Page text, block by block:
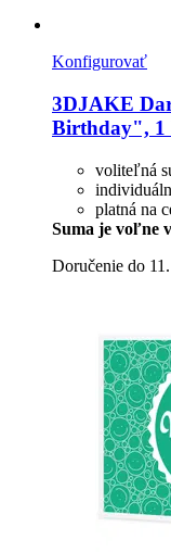
Konfigurovať
3DJAKE
Birthday", 1
voliteľná
platná na
Suma je voľne
Doručenie do